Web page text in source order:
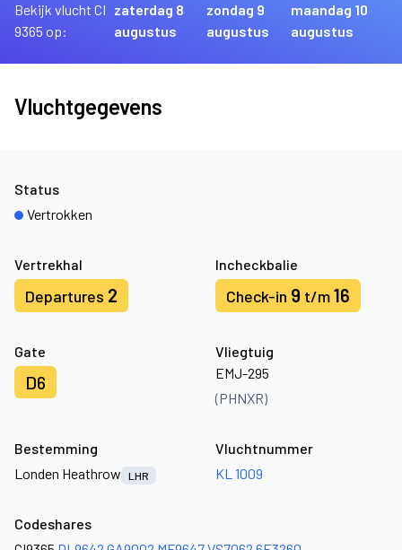
Bekijk vlucht CI
9365 op:
zaterdag 8
augustus
zondag 9
augustus
maandag 10
augustus
Vluchtgegevens
Vertrekhal
Departures 2
Incheckbalie
Check-in 9 t/m16
Gate
D6
Vliegtuig
EMJ-295
(PHNXR)
Status
Vertrokken
Bestemming
Londen Heathrow
LHR
Vluchtnummer
KL 1009
Codeshares